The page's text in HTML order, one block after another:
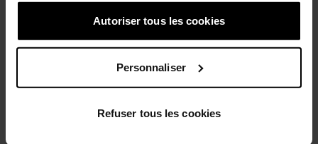
Autoriser tous les cookies
Personnaliser
Refuser tous les cookies
NIVEAU D'ACTIVITÉ
BAS ÉLEVÉ